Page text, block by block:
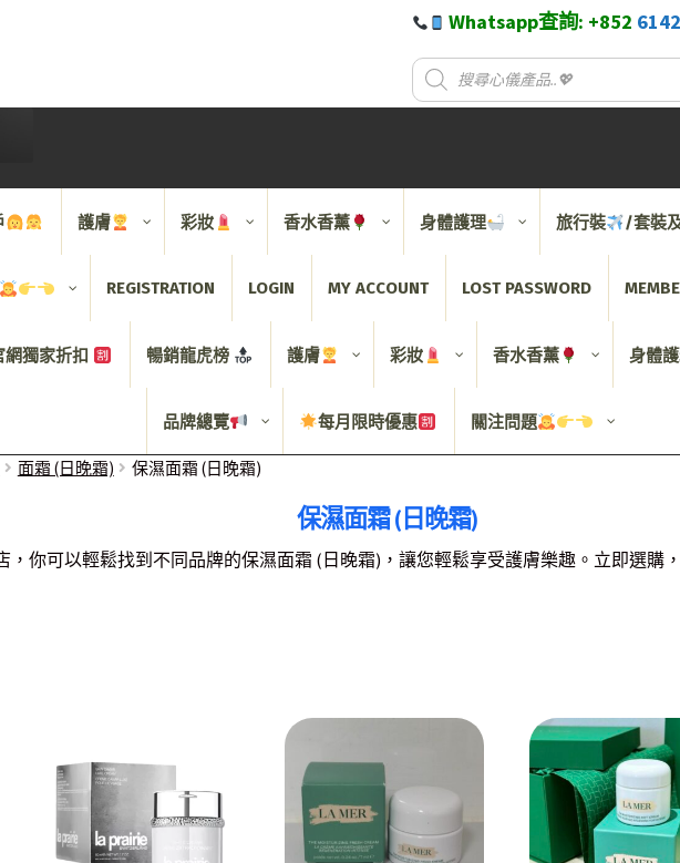
Whatsapp查詢: +852
護膚 彩妝 香水香薰 身體護理 旅行裝 /套裝
REGISTRATION LOGIN MY ACCOUNT LOST PASSWORD
網獨家折扣 暢銷龍虎榜 護膚 彩妝 香水香薰 身體
品牌總覽 每月限時優惠 關注問題
面霜 (日晚霜) 保濕面霜 (日晚霜)
保濕面霜 (日晚霜)
，你可以輕鬆找到不同品牌的保濕面霜 (日晚霜)，讓您輕鬆享受護膚樂趣。立即選購